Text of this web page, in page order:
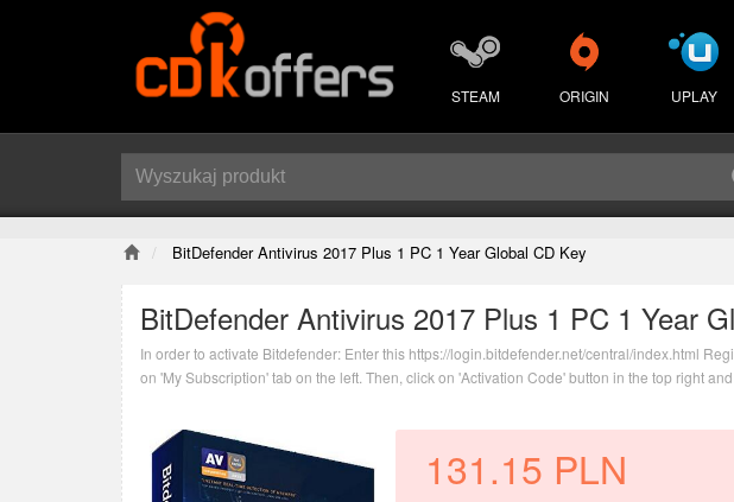
STEAM ORIGIN UPLAY
BitDefender Antivirus 2017 Plus 1 PC 1 Year Global CD Key
BitDefender Antivirus 2017 Plus 1 PC 1 Year
In order to activate Bitdefender: Enter this https://login.bitdefender.net/central/index.html
on 'My Subscription' tab on the left. Then, click on 'Activation Code' button in the top right
131.15 PLN